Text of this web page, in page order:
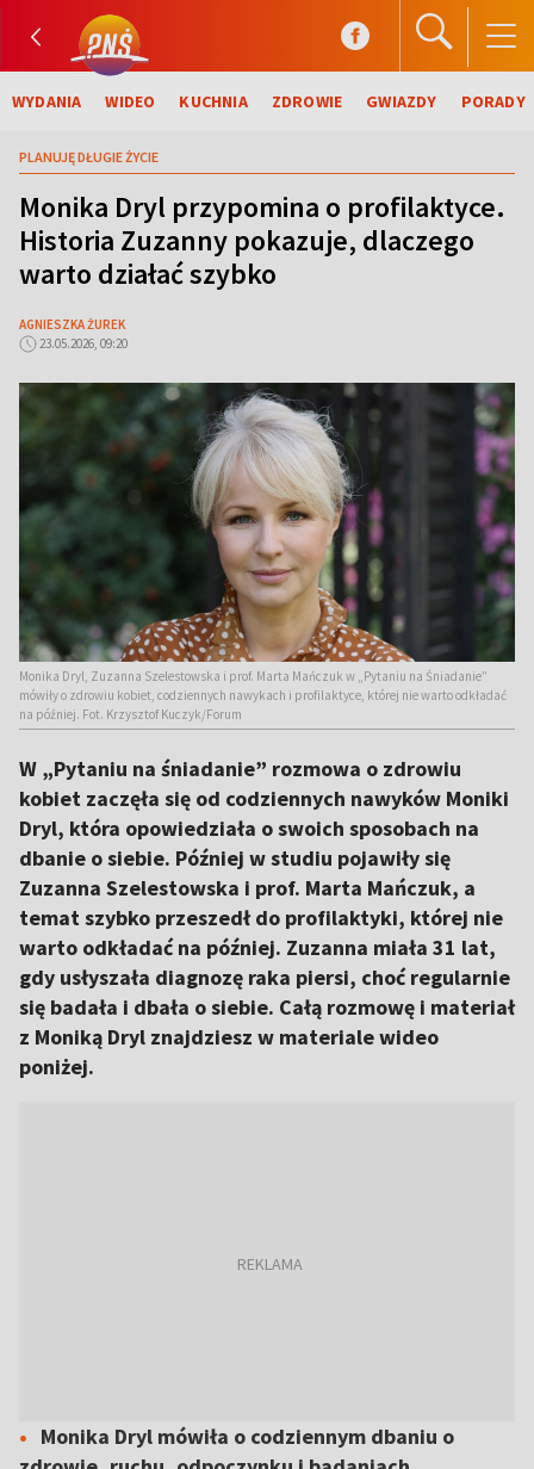
WYDANIA WIDEO KUCHNIA ZDROWIE GWIAZDY PORADY
PLANUJĘ DŁUGIE ŻYCIE
Monika Dryl przypomina o profilaktyce.
Historia Zuzanny pokazuje, dlaczego
warto działać szybko
AGNIESZKA ŻUREK
23.05.2026, 09:20
Monika Dryl, Zuzanna Szelestowska i prof. Marta Mańczuk w „Pytaniu na Śniadanie”
mówiły o zdrowiu kobiet, codziennych nawykach i profilaktyce, której nie warto odkładać
na później. Fot. Krzysztof Kuczyk/Forum
W „Pytaniu na śniadanie” rozmowa o zdrowiu
kobiet zaczęła się od codziennych nawyków Moniki
Dryl, która opowiedziała o swoich sposobach na
dbanie o siebie. Później w studiu pojawiły się
Zuzanna Szelestowska i prof. Marta Mańczuk, a
temat szybko przeszedł do profilaktyki, której nie
warto odkładać na później. Zuzanna miała 31 lat,
gdy usłyszała diagnozę raka piersi, choć regularnie
się badała i dbała o siebie. Całą rozmowę i materiał
z Moniką Dryl znajdziesz w materiale wideo
poniżej.
Monika Dryl mówiła o codziennym dbaniu o